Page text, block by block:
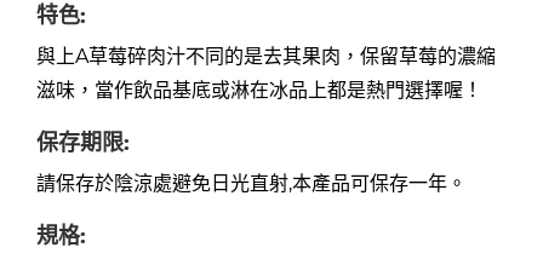
特色:
與上A草莓碎肉汁不同的是去其果肉，保留草莓的濃縮
滋味，當作飲品基底或淋在冰品上都是熱門選擇喔！
保存期限:
請保存於陰涼處避免日光直射,本產品可保存一年。
規格: